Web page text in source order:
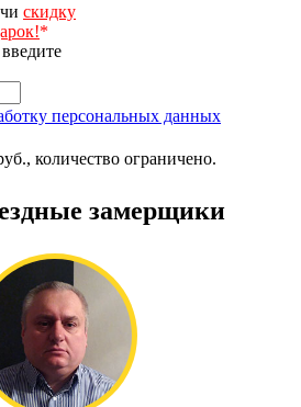
скидку
*
персональных данных
количество ограничено.
замерщики